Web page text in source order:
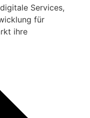
Services,
für
ihre